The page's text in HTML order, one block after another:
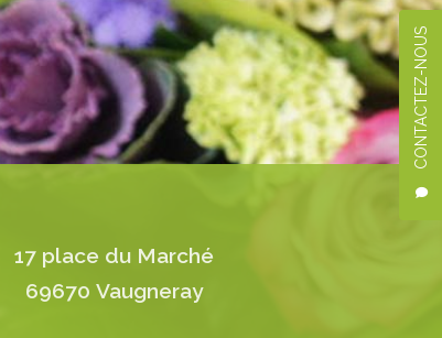
CONTACTEZ-NOUS
Compositions florales
Deuil
Mariage
Plantes
17 place du Marché
69670 Vaugneray